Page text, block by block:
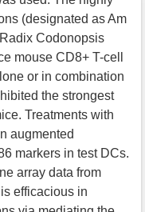
(designated as Am
Codonopsis
mouse CD8+ T-cell
or in combination
the strongest
Treatments with
augmented
markers in test DCs.
array data from
efficacious in